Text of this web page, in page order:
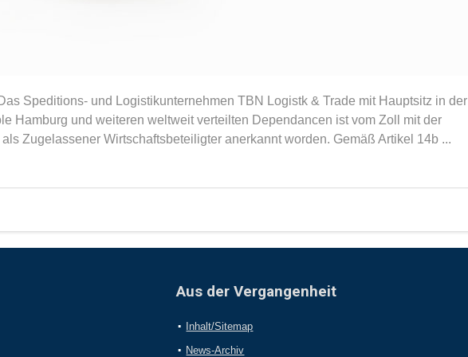
Speditions- und Logistikunternehmen TBN Logistk & Trade mit Hauptsitz in der
Hamburg und weiteren weltweit verteilten Dependancen ist vom Zoll mit der
Zugelassener Wirtschaftsbeteiligter anerkannt worden. Gemäß Artikel 14b ...
Aus der Vergangenheit
Inhalt/Sitemap
News-Archiv